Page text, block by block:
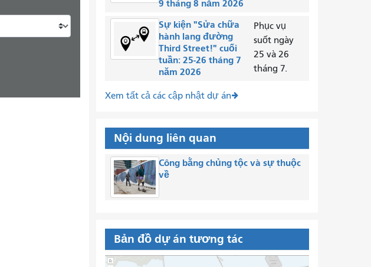
9 tháng 8 năm 2026
Sự kiện "Sửa chữa
hành lang đường
Third Street!" cuối
tuần: 25-26 tháng 7
năm 2026
Phục vụ
suốt ngày
25 và 26
tháng 7.
Xem tất cả các cập nhật dự án
Nội dung liên quan
Công bằng chủng tộc và sự thuộc
về
Bản đồ dự án tương tác